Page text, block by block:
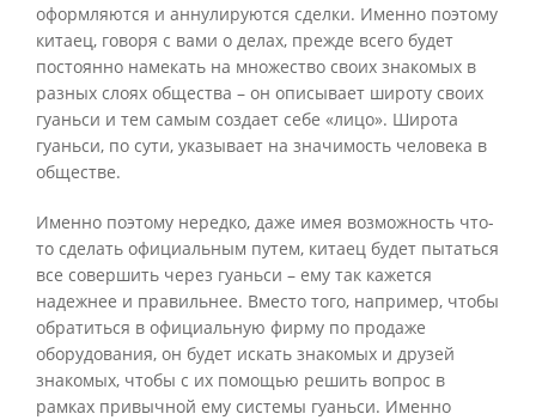
оформляются и аннулируются сделки. Именно поэтому
китаец, говоря с вами о делах, прежде всего будет
постоянно намекать на множество своих знакомых в
разных слоях общества – он описывает широту своих
гуаньси и тем самым создает себе «лицо». Широта
гуаньси, по сути, указывает на значимость человека в
обществе.
Именно поэтому нередко, даже имея возможность что-
то сделать официальным путем, китаец будет пытаться
все совершить через гуаньси – ему так кажется
надежнее и правильнее. Вместо того, например, чтобы
обратиться в официальную фирму по продаже
оборудования, он будет искать знакомых и друзей
знакомых, чтобы с их помощью решить вопрос в
рамках привычной ему системы гуаньси. Именно